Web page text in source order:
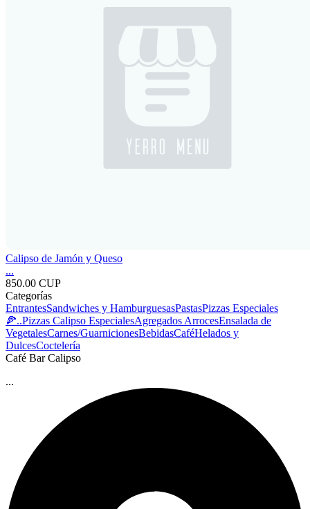
Calipso de Jamón y Queso
...
850.00 CUP
Categorías
EntrantesSandwiches y HamburguesasPastasPizzas Especiales
🍕..Pizzas Calipso EspecialesAgregados ArrocesEnsalada de
VegetalesCarnes/GuarnicionesBebidasCaféHelados y
DulcesCoctelería
Café Bar Calipso
...